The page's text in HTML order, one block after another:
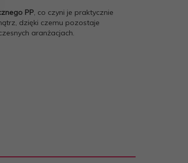
PP, co czyni je praktycznie
dzięki czemu pozostaje
aranżacjach.